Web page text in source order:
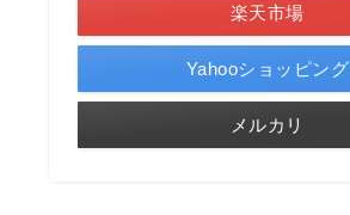
楽天市場
Yahooショッピング
メルカリ